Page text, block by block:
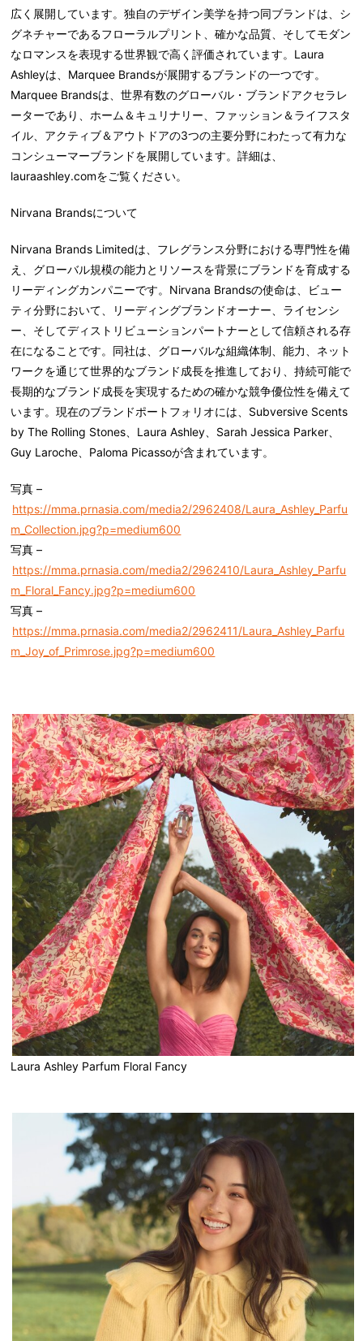
広く展開しています。独自のデザイン美学を持つ同ブランドは、シ
グネチャーであるフローラルプリント、確かな品質、そしてモダン
なロマンスを表現する世界観で高く評価されています。Laura
Ashleyは、Marquee Brandsが展開するブランドの一つです。
Marquee Brandsは、世界有数のグローバル・ブランドアクセラレ
ーターであり、ホーム＆キュリナリー、ファッション＆ライフスタ
イル、アクティブ＆アウトドアの3つの主要分野にわたって有力な
コンシューマーブランドを展開しています。詳細は、
lauraashley.comをご覧ください。
Nirvana Brandsについて
Nirvana Brands Limitedは、フレグランス分野における専門性を備
え、グローバル規模の能力とリソースを背景にブランドを育成する
リーディングカンパニーです。Nirvana Brandsの使命は、ビュー
ティ分野において、リーディングブランドオーナー、ライセンシ
ー、そしてディストリビューションパートナーとして信頼される存
在になることです。同社は、グローバルな組織体制、能力、ネット
ワークを通じて世界的なブランド成長を推進しており、持続可能で
長期的なブランド成長を実現するための確かな競争優位性を備えて
います。現在のブランドポートフォリオには、Subversive Scents
by The Rolling Stones、Laura Ashley、Sarah Jessica Parker、
Guy Laroche、Paloma Picassoが含まれています。
写真 –
https://mma.prnasia.com/media2/2962408/Laura_Ashley_Parfu
m_Collection.jpg?p=medium600
写真 –
https://mma.prnasia.com/media2/2962410/Laura_Ashley_Parfu
m_Floral_Fancy.jpg?p=medium600
写真 –
https://mma.prnasia.com/media2/2962411/Laura_Ashley_Parfu
m_Joy_of_Primrose.jpg?p=medium600
Laura Ashley Parfum Floral Fancy